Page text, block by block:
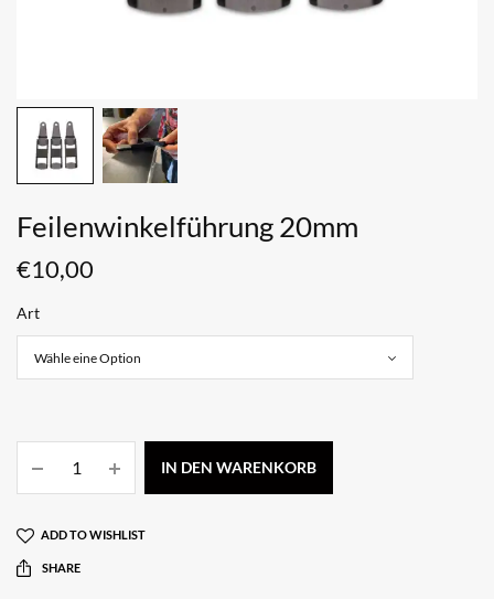
Feilenwinkelführung 20mm
€10,00
Art
IN DEN WARENKORB
ADD TO WISHLIST
SHARE